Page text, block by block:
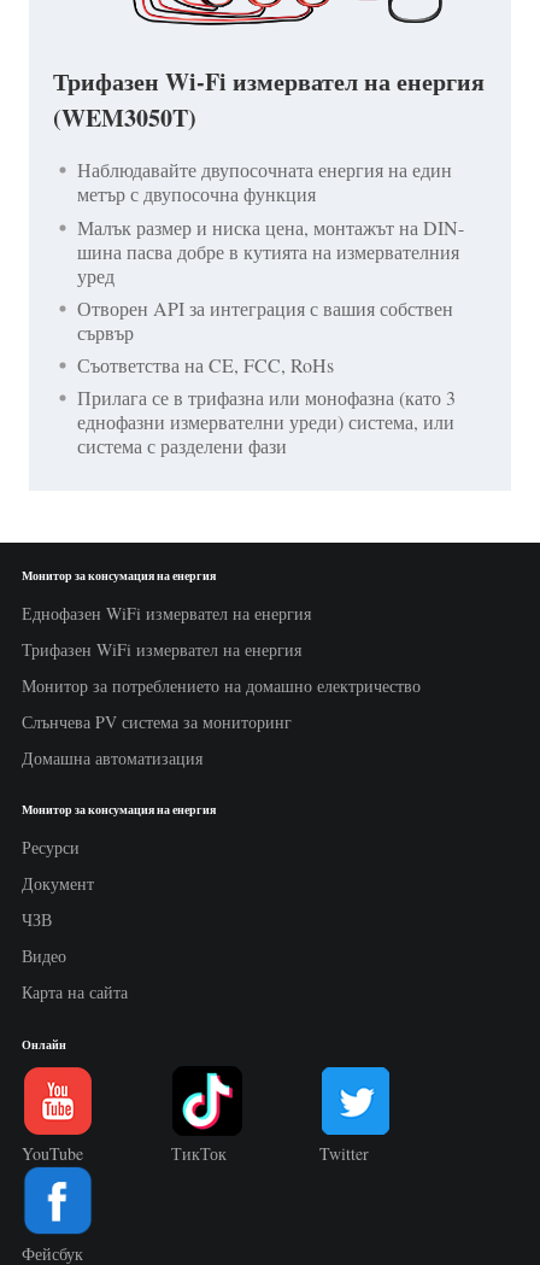
Трифазен Wi-Fi измервател на енергия
(WEM3050T)
Наблюдавайте двупосочната енергия на един
метър с двупосочна функция
Малък размер и ниска цена, монтажът на DIN-
шина пасва добре в кутията на измервателния
уред
Отворен API за интеграция с вашия собствен
сървър
Съответства на CE, FCC, RoHs
Прилага се в трифазна или монофазна (като 3
еднофазни измервателни уреди) система, или
система с разделени фази
Монитор за консумация на енергия
Еднофазен WiFi измервател на енергия
Трифазен WiFi измервател на енергия
Монитор за потреблението на домашно електричество
Слънчева PV система за мониторинг
Домашна автоматизация
Монитор за консумация на енергия
Ресурси
Документ
ЧЗВ
Видео
Карта на сайта
Онлайн
YouTube ТикТок Twitter
Фейсбук